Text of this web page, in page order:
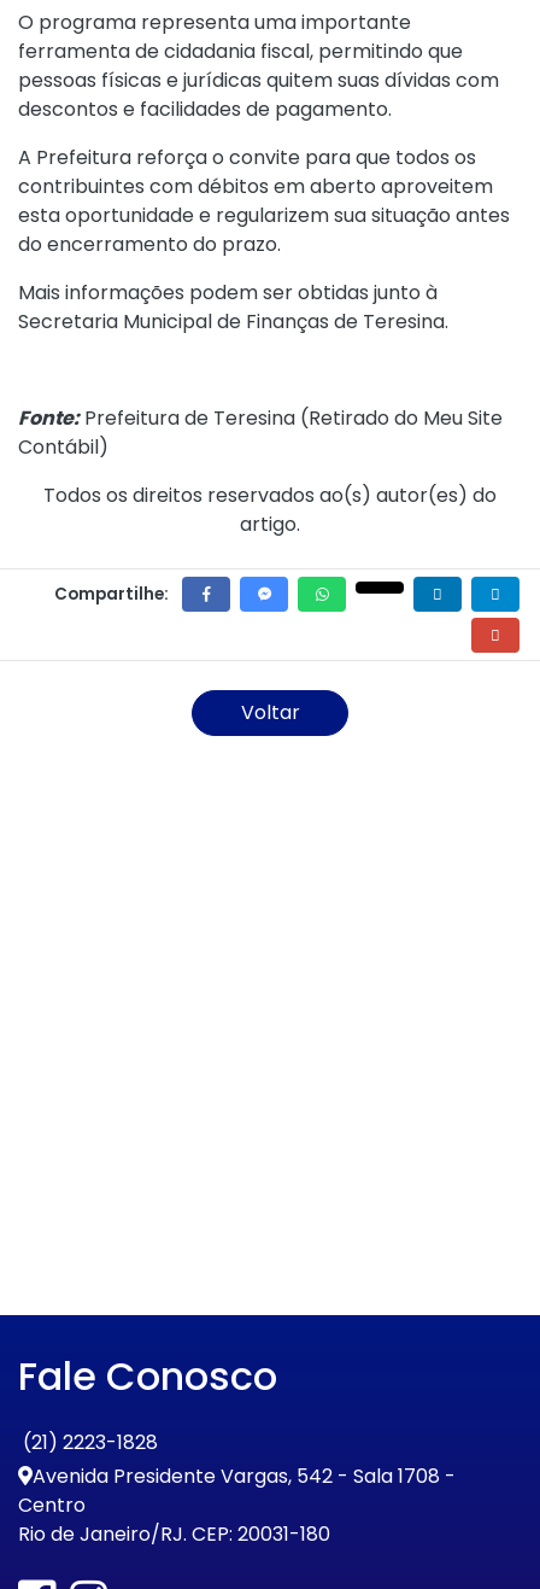
O programa representa uma importante
ferramenta de cidadania fiscal, permitindo que
pessoas físicas e jurídicas quitem suas dívidas com
descontos e facilidades de pagamento.
A Prefeitura reforça o convite para que todos os
contribuintes com débitos em aberto aproveitem
esta oportunidade e regularizem sua situação antes
do encerramento do prazo.
Mais informações podem ser obtidas junto à
Secretaria Municipal de Finanças de Teresina.
Fonte:Prefeitura de Teresina (Retirado do Meu Site
Contábil)
Todos os direitos reservados ao(s) autor(es) do
artigo.
Compartilhe:
Voltar
Fale Conosco
(21) 2223-1828
Avenida Presidente Vargas, 542 - Sala 1708 -
Centro
Rio de Janeiro/RJ. CEP: 20031-180